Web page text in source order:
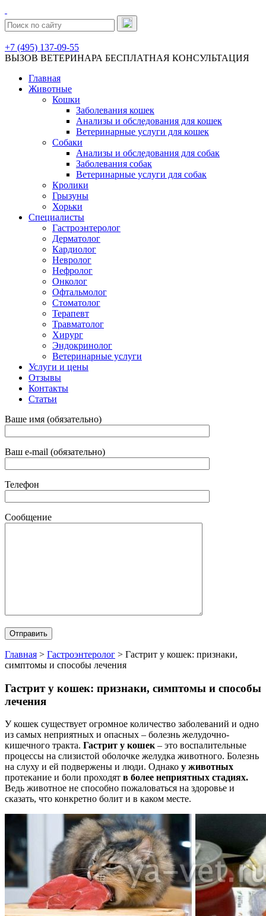
+7 (495) 137-09-55
ВЫЗОВ ВЕТЕРИНАРА БЕСПЛАТНАЯ КОНСУЛЬТАЦИЯ
Главная
Животные
Кошки
Заболевания кошек
Анализы и обследования для кошек
Ветеринарные услуги для кошек
Собаки
Анализы и обследования для собак
Заболевания собак
Ветеринарные услуги для собак
Кролики
Грызуны
Хорьки
Специалисты
Гастроэнтеролог
Дерматолог
Кардиолог
Невролог
Нефролог
Онколог
Офтальмолог
Стоматолог
Терапевт
Травматолог
Хирург
Эндокринолог
Ветеринарные услуги
Услуги и цены
Отзывы
Контакты
Статьи
Ваше имя (обязательно)
Ваш e-mail (обязательно)
Телефон
Сообщение
Главная > Гастроэнтеролог > Гастрит у кошек: признаки,
симптомы и способы лечения
Гастрит у кошек: признаки, симптомы и способы
лечения
У кошек существует огромное количество заболеваний и одно
из самых неприятных и опасных – болезнь желудочно-
кишечного тракта. Гастрит у кошек– это воспалительные
процессы на слизистой оболочке желудка животного. Болезнь
на слуху и ей подвержены и люди. Однако у животных
протекание и боли проходят в более неприятных стадиях.
Ведь животное не способно пожаловаться на здоровье и
сказать, что конкретно болит и в каком месте.